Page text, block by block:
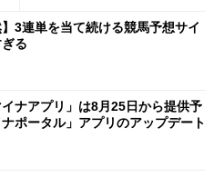
】3連単を当て続ける競馬予想サイ
る
ナアプリ」は8月25日から提供予
ポータル」アプリのアップデート